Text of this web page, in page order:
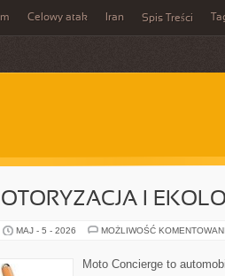
Celowy atak Iran Spis Treści
I
MAJ - 5 - 2026 MOŻLIWOŚĆ
Moto Concierge to